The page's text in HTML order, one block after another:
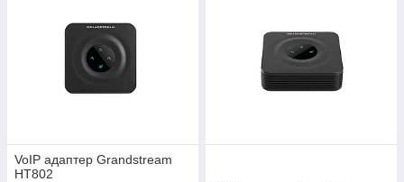
VoIP адаптер Grandstream
HT802